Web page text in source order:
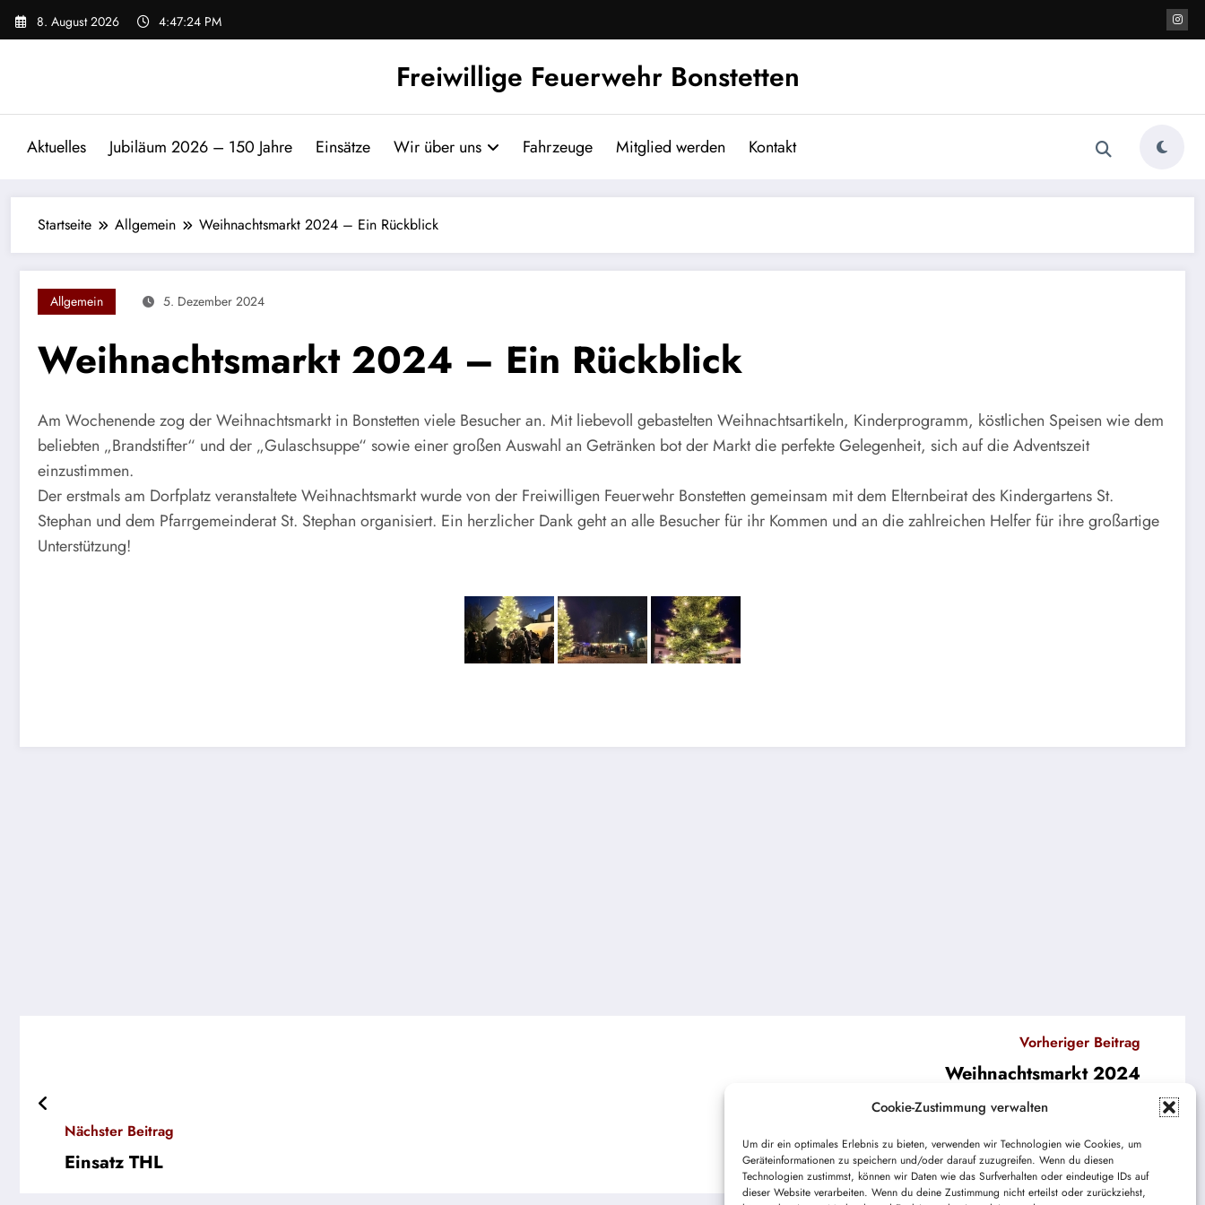
Cookie-Zustimmung verwalten
Um dir ein optimales Erlebnis zu bieten, verwenden wir Technologien wie Cookies, um
Geräteinformationen zu speichern und/oder darauf zuzugreifen. Wenn du diesen
Technologien zustimmst, können wir Daten wie das Surfverhalten oder eindeutige IDs auf
dieser Website verarbeiten. Wenn du deine Zustimmung nicht erteilst oder zurückziehst,
Zum
Inhalt
8. August 2026 4:47:24 PM
Freiwillige Feuerwehr Bonstetten
Aktuelles Jubiläum 2026 – 150 Jahre Einsätze Wir über uns Fahrzeuge Mitglied werden Kontakt
Startseite Allgemein Weihnachtsmarkt 2024 – Ein Rückblick
Allgemein 5. Dezember 2024
Weihnachtsmarkt 2024 – Ein Rückblick
Am Wochenende zog der Weihnachtsmarkt in Bonstetten viele Besucher an. Mit liebevoll gebastelten Weihnachtsartikeln, Kinderprogramm, köstlichen Speisen wie dem
beliebten „Brandstifter“ und der „Gulaschsuppe“ sowie einer großen Auswahl an Getränken bot der Markt die perfekte Gelegenheit, sich auf die Adventszeit
einzustimmen.
Der erstmals am Dorfplatz veranstaltete Weihnachtsmarkt wurde von der Freiwilligen Feuerwehr Bonstetten gemeinsam mit dem Elternbeirat des Kindergartens St.
Stephan und dem Pfarrgemeinderat St. Stephan organisiert. Ein herzlicher Dank geht an alle Besucher für ihr Kommen und an die zahlreichen Helfer für ihre großartige
Unterstützung!
Vorheriger Beitrag
Weihnachtsmarkt 2024
Nächster Beitrag
Einsatz THL